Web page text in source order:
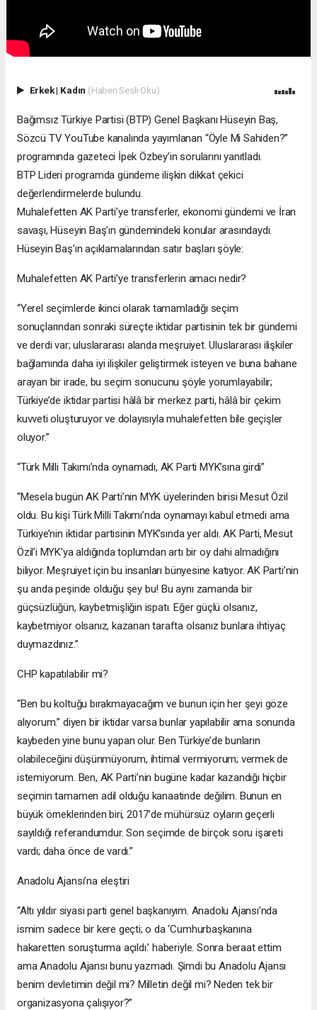
Erkek| Kadın (Haberi Sesli Oku)
Bağımsız Türkiye Partisi (BTP) Genel Başkanı Hüseyin Baş,
Sözcü TV YouTube kanalında yayımlanan “Öyle Mi Sahiden?”
programında gazeteci İpek Özbey’in sorularını yanıtladı.
BTP Lideri programda gündeme ilişkin dikkat çekici
değerlendirmelerde bulundu.
Muhalefetten AK Parti’ye transferler, ekonomi gündemi ve İran
savaşı, Hüseyin Baş’ın gündemindeki konular arasındaydı.
Hüseyin Baş’ın açıklamalarından satır başları şöyle:
Muhalefetten AK Parti’ye transferlerin amacı nedir?
“Yerel seçimlerde ikinci olarak tamamladığı seçim
sonuçlarından sonraki süreçte iktidar partisinin tek bir gündemi
ve derdi var; uluslararası alanda meşruiyet. Uluslararası ilişkiler
bağlamında daha iyi ilişkiler geliştirmek isteyen ve buna bahane
arayan bir irade, bu seçim sonucunu şöyle yorumlayabilir;
Türkiye’de iktidar partisi hâlâ bir merkez parti, hâlâ bir çekim
kuvveti oluşturuyor ve dolayısıyla muhalefetten bile geçişler
oluyor.”
“Türk Milli Takımı’nda oynamadı, AK Parti MYK’sına girdi”
“Mesela bugün AK Parti’nin MYK üyelerinden birisi Mesut Özil
oldu. Bu kişi Türk Milli Takımı’nda oynamayı kabul etmedi ama
Türkiye’nin iktidar partisinin MYK’sında yer aldı. AK Parti, Mesut
Özil’i MYK’ya aldığında toplumdan artı bir oy dahi almadığını
biliyor. Meşruiyet için bu insanları bünyesine katıyor. AK Parti’nin
şu anda peşinde olduğu şey bu! Bu aynı zamanda bir
güçsüzlüğün, kaybetmişliğin ispatı. Eğer güçlü olsanız,
kaybetmiyor olsanız, kazanan tarafta olsanız bunlara ihtiyaç
duymazdınız.”
CHP kapatılabilir mi?
“Ben bu koltuğu bırakmayacağım ve bunun için her şeyi göze
alıyorum.” diyen bir iktidar varsa bunlar yapılabilir ama sonunda
kaybeden yine bunu yapan olur. Ben Türkiye’de bunların
olabileceğini düşünmüyorum, ihtimal vermiyorum; vermek de
istemiyorum. Ben, AK Parti’nin bugüne kadar kazandığı hiçbir
seçimin tamamen adil olduğu kanaatinde değilim. Bunun en
büyük örneklerinden biri, 2017’de mühürsüz oyların geçerli
sayıldığı referandumdur. Son seçimde de birçok soru işareti
vardı; daha önce de vardı.”
Anadolu Ajansı’na eleştiri
“Altı yıldır siyasi parti genel başkanıyım. Anadolu Ajansı’nda
ismim sadece bir kere geçti; o da ‘Cumhurbaşkanına
hakaretten soruşturma açıldı.’ haberiyle. Sonra beraat ettim
ama Anadolu Ajansı bunu yazmadı. Şimdi bu Anadolu Ajansı
benim devletimin değil mi? Milletin değil mi? Neden tek bir
organizasyona çalışıyor?”